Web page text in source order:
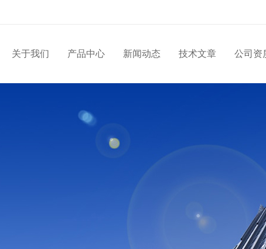
关于我们 产品中心 新闻动态 技术文章 公司资